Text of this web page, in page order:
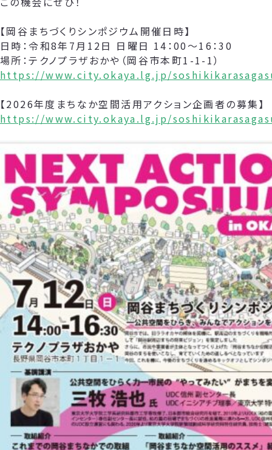
【岡谷まちづくりシンポジウム開催日時】
日時：令和8年7月12日 日曜日 14：00～16：30
場所：テクノプラザおかや（岡谷市本町1-1-1）
https://www.city.okaya.lg.jp/
【2026年度まちなか空間活用アクション企画者の募集】
https://www.city.okaya.lg.jp/